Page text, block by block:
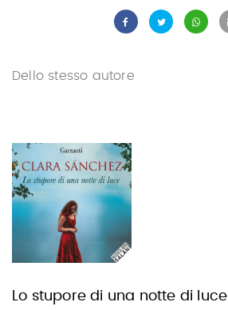
Dello stesso autore
Lo stupore di una notte di luce